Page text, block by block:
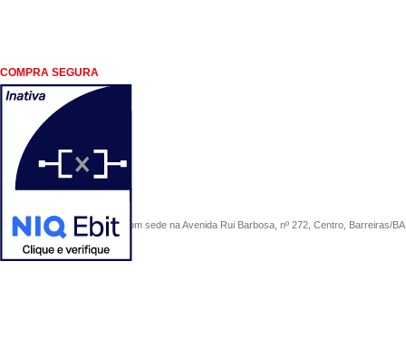
COMPRA SEGURA
COMERCIAL SÃO PAULO, com sede na Avenida Rui Barbosa, nº 272, Centro, Barreiras/